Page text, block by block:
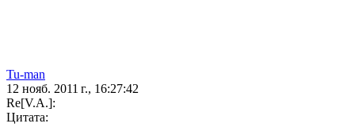
Tu-man
12 нояб. 2011 г., 16:27:42
Re[V.A.]:
Цитата: